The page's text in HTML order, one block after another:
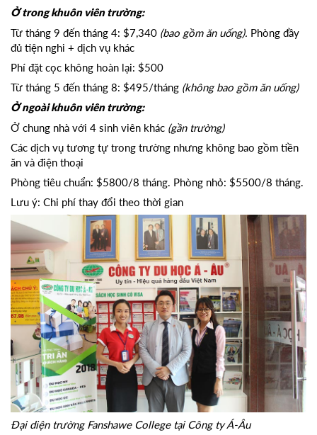
Ở trong khuôn viên trường:
Từ tháng 9 đến tháng 4: $7,340 (bao gồm ăn uống). Phòng đầy
đủ tiện nghi + dịch vụ khác
Phí đặt cọc không hoàn lại: $500
Từ tháng 5 đến tháng 8: $495/tháng (không bao gồm ăn uống)
Ở ngoài khuôn viên trường:
Ở chung nhà với 4 sinh viên khác (gần trường)
Các dịch vụ tương tự trong trường nhưng không bao gồm tiền
ăn và điện thoại
Phòng tiêu chuẩn: $5800/8 tháng. Phòng nhỏ: $5500/8 tháng.
Lưu ý: Chi phí thay đổi theo thời gian
Đại diện trường Fanshawe College tại Công ty Á-Âu